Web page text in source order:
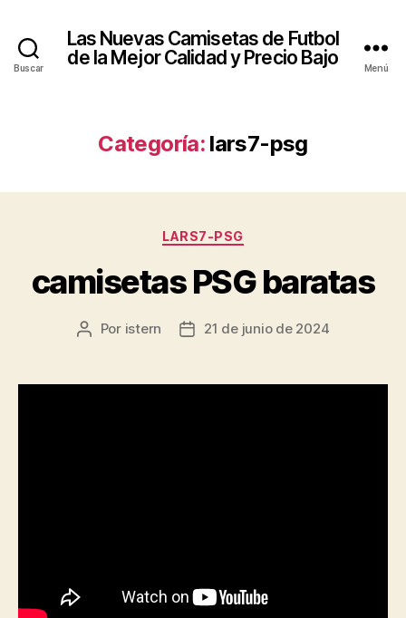
Buscar
Las Nuevas Camisetas de Futbol
de la Mejor Calidad y Precio Bajo
Menú
Categoría: lars7-psg
Categorías
LARS7-PSG
camisetas PSG baratas
Autor
entrada
Por istern
Fecha
entrada
21 de junio de 2024